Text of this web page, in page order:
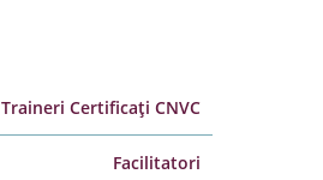
Traineri Certificați CNVC
Facilitatori